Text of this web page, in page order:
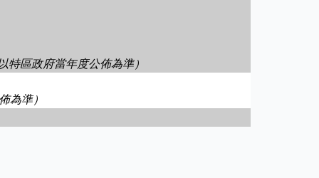
區政府當年度公佈為準）
為準）